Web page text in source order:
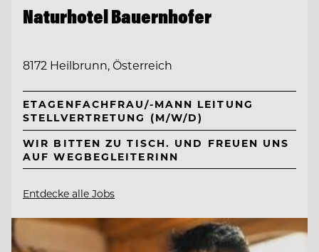
Naturhotel Bauernhofer
8172 Heilbrunn, Österreich
ETAGENFACHFRAU/-MANN LEITUNG
STELLVERTRETUNG (M/W/D)
WIR BITTEN ZU TISCH. UND FREUEN UNS
AUF WEGBEGLEITERINN
Entdecke alle Jobs